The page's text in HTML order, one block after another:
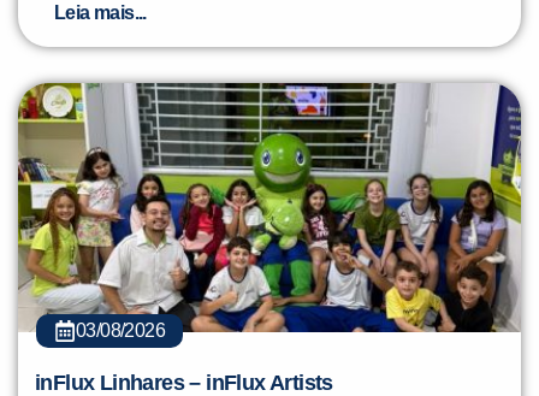
Leia mais...
03/08/2026
inFlux Linhares – inFlux Artists